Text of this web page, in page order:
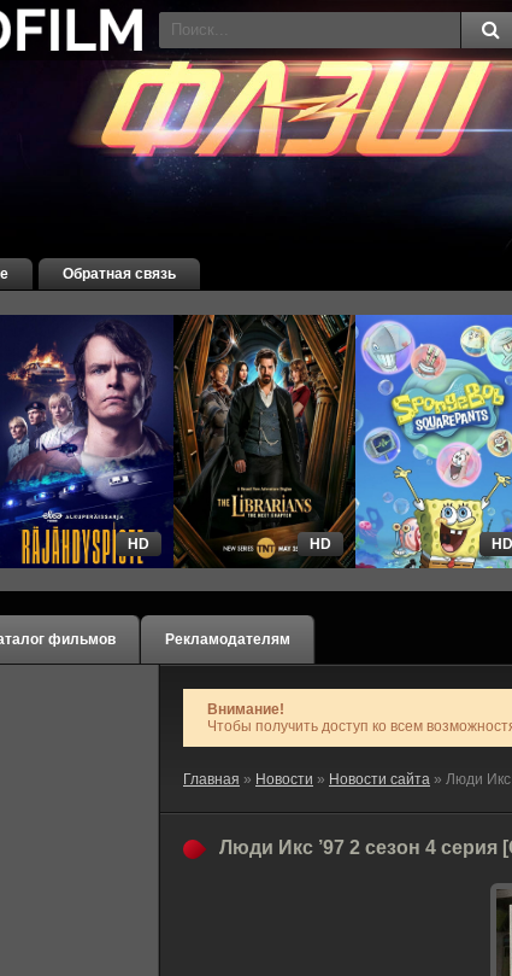
Обратная связь
HD HD HD
фильмов Рекламодателям
Внимание!
Чтобы получить доступ ко всем
Главная » Новости » Новости сайта » Люди Икс
Люди Икс ’97 2 сезон 4 серия